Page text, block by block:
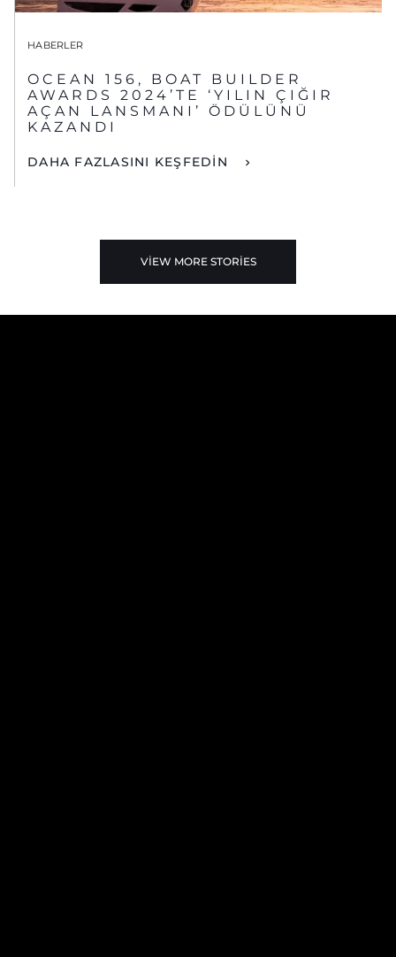
HABERLER
OCEAN 156, BOAT BUILDER
AWARDS 2024’TE ‘YILIN ÇIĞIR
AÇAN LANSMANI’ ÖDÜLÜNÜ
KAZANDI
DAHA FAZLASINI KEŞFEDİN
VIEW MORE STORIES